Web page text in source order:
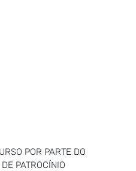
POR PARTE DO
PATROCÍNIO